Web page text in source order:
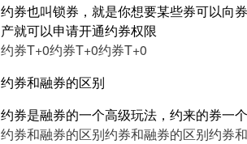
约券也叫锁券，就是你想要某些券可以向
产就可以申请开通约券权限
约券T+0约券T+0约券T+0
约券和融券的区别
约券是融券的一个高级玩法，约来的券一
约券和融券的区别约券和融券的区别约券